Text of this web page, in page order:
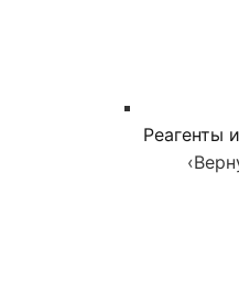
Реагенты
‹